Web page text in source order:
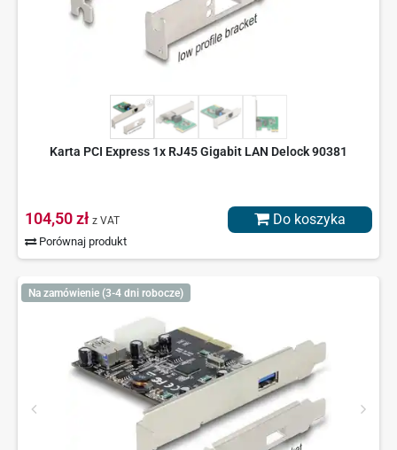
Karta PCI Express 1x RJ45 Gigabit LAN Delock 90381
104,50 zł z VAT
Porównaj produkt
Do koszyka
Na zamówienie (3-4 dni robocze)